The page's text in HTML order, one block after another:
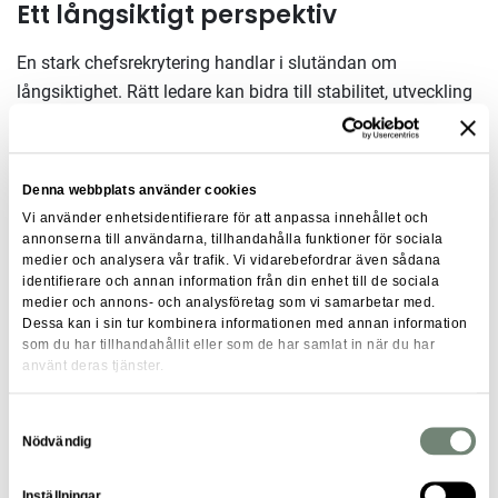
Denna webbplats använder cookies
Vi använder enhetsidentifierare för att anpassa innehållet och
annonserna till användarna, tillhandahålla funktioner för sociala
medier och analysera vår trafik. Vi vidarebefordrar även sådana
identifierare och annan information från din enhet till de sociala
medier och annons- och analysföretag som vi samarbetar med.
Dessa kan i sin tur kombinera informationen med annan information
som du har tillhandahållit eller som de har samlat in när du har
använt deras tjänster.
Nödvändig
Ett långsiktigt perspektiv
En stark chefsrekrytering handlar i slutändan om
långsiktighet. Rätt ledare kan bidra till stabilitet, utveckling
Det kräver en rekryteringsprocess
som inte bara fokuserar på erfarenhet och meriter, utan
På Fasticonarbetar vi strukturerat och nära våra
uppdragsgivare genom hela processen från analys av
uppdraget till dialog med kandidater och slutlig matchning.
Genom att förstå både affären och organisationen kan vi
skapa bättre förutsättningar för en hållbar rekrytering.
föränderlig bransch